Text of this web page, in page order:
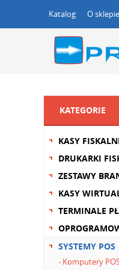
Katalog O sklepie
KATEGORIE
KASY
DRUKARKI
ZESTAWY
KASY
TERMINALE
SYSTEMY POS
- Komputery